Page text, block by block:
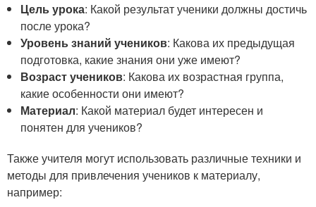
Цель урока: Какой результат ученики должны достичь
после урока?
Уровень знаний учеников: Какова их предыдущая
подготовка, какие знания они уже имеют?
Возраст учеников: Какова их возрастная группа,
какие особенности они имеют?
Материал: Какой материал будет интересен и
понятен для учеников?
Также учителя могут использовать различные техники и
методы для привлечения учеников к материалу,
например: